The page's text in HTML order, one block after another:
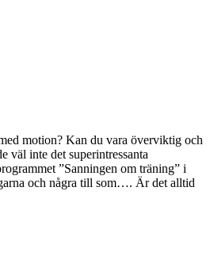
motion? Kan du vara överviktig och
väl inte det superintressanta
”Sanningen om träning” i
och några till som…. Är det alltid